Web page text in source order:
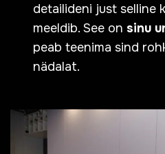
detailideni just selline
meeldib. See on sinu
peab teenima sind
nädalat.